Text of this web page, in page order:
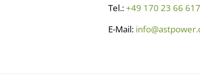
Tel.:+49 170 23 66 617
E-Mail: